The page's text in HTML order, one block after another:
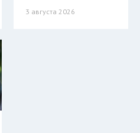
3 августа 2026